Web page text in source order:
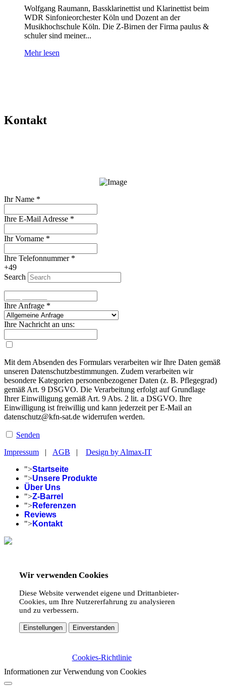
Wolfgang Raumann, Bassklarinettist und Klarinettist beim
WDR Sinfonieorchester Köln und Dozent an der
Musikhochschule Köln. Die Z-Birnen der Firma paulus &
schuler sind meiner...
Mehr lesen
Kontakt
Ihr Name *
Ihre E-Mail Adresse *
Ihr Vorname *
Ihre Telefonnummer *
+49
Search
Ihre Anfrage *
Ihre Nachricht an uns:
Mit dem Absenden des Formulars verarbeiten wir Ihre Daten gemäß
unseren Datenschutzbestimmungen. Zudem verarbeiten wir
besondere Kategorien personenbezogener Daten (z. B. Pflegegrad)
gemäß Art. 9 DSGVO. Die Verarbeitung erfolgt auf Grundlage
Ihrer Einwilligung gemäß Art. 9 Abs. 2 lit. a DSGVO. Ihre
Einwilligung ist freiwillig und kann jederzeit per E-Mail an
datenschutz@kfn-sat.de widerrufen werden.
Senden
Impressum | AGB | Design by Almax-IT
">Startseite
">Unsere Produkte
Über Uns
">Z-Barrel
">Referenzen
Reviews
">Kontakt
Wir verwenden Cookies
Diese Website verwendet eigene und Drittanbieter-
Cookies, um Ihre Nutzererfahrung zu analysieren
und zu verbessern.
Einstellungen Einverstanden
Cookies-Richtlinie
Informationen zur Verwendung von Cookies